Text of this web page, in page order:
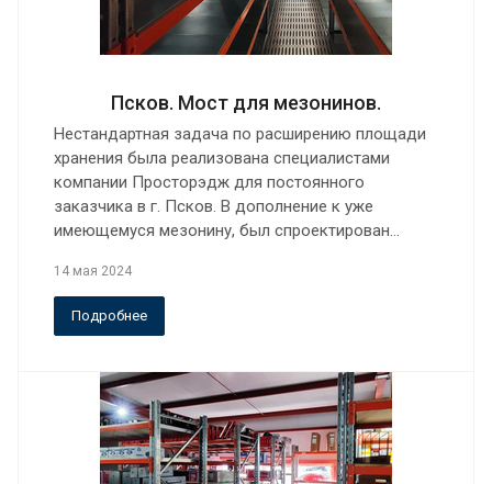
Псков. Мост для мезонинов.
Нестандартная задача по расширению площади
хранения была реализована специалистами
компании Просторэдж для постоянного
заказчика в г. Псков. В дополнение к уже
имеющемуся мезонину, был спроектирован…
14 мая 2024
Подробнее